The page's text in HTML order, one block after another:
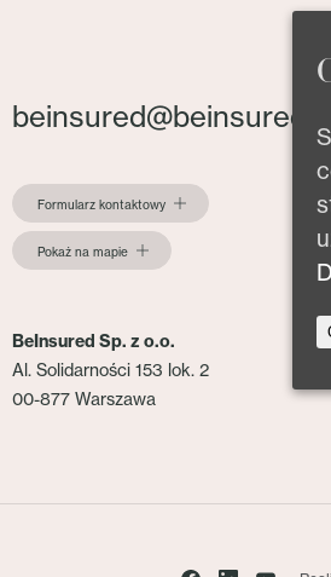
beinsured@beinsured.pl
Formularz kontaktowy
Pokaż na mapie
BeInsured Sp. z o.o.
Al. Solidarności 153 lok. 2
00-877 Warszawa